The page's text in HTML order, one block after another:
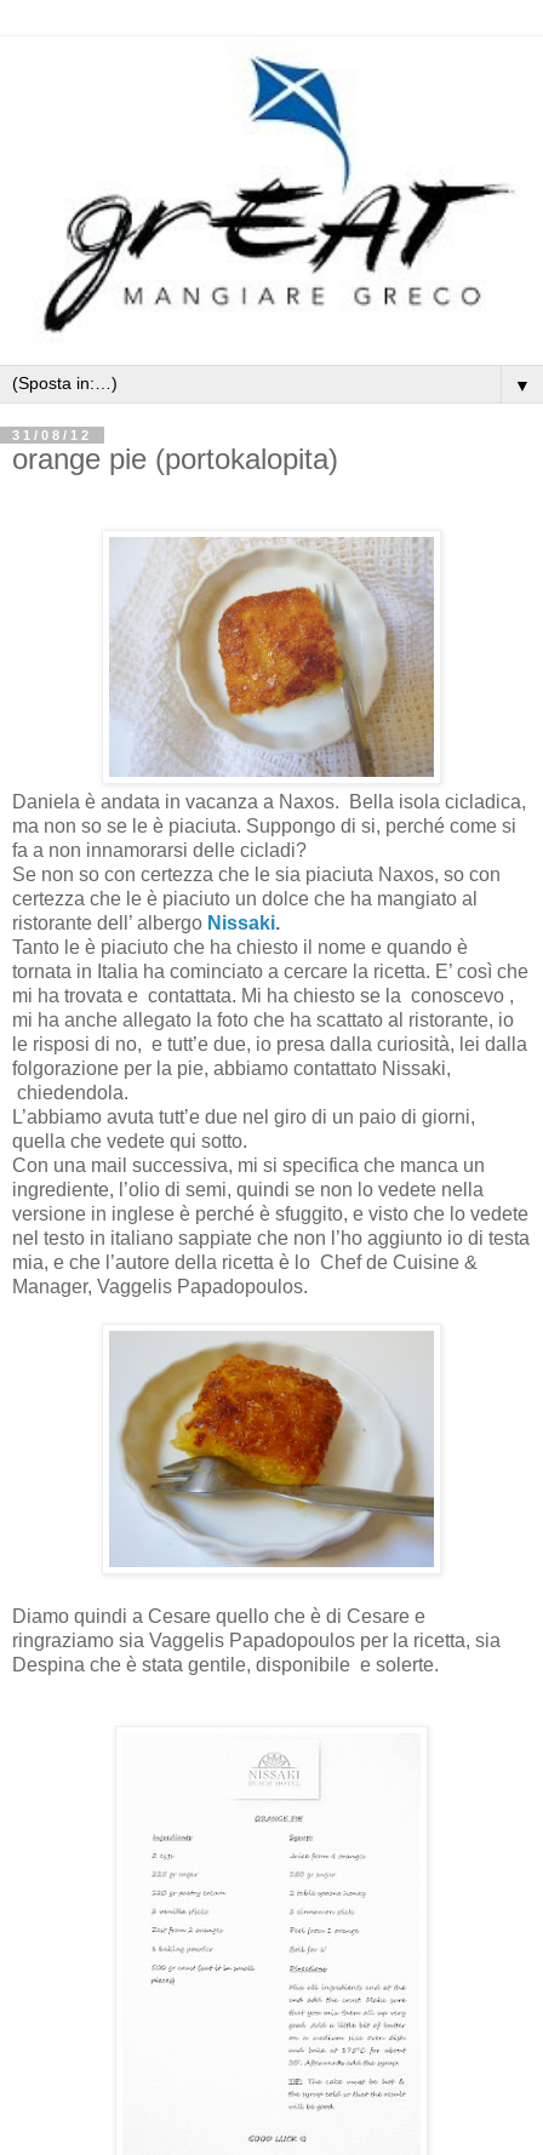
▼
31/08/12
orange pie (portokalopita)
Daniela è andata in vacanza a Naxos.
Bella isola cicladica,
ma non so se le è piaciuta. Suppongo di si, perché come si
fa a non innamorarsi delle cicladi?
Se non so con certezza che le sia piaciuta Naxos, so con
certezza che le è piaciuto un dolce che ha mangiato al
ristorante dell’ albergo Nissaki.
Tanto le è piaciuto che ha chiesto il nome e quando è
tornata in Italia ha cominciato a cercare la ricetta. E’ così che
mi ha trovata e contattata. Mi ha chiesto se la conoscevo ,
mi ha anche allegato la foto che ha scattato al ristorante, io
le risposi di no, e tutt’e due, io presa dalla curiosità, lei dalla
folgorazione per la pie, abbiamo contattato Nissaki,
chiedendola.
L’abbiamo avuta tutt’e due nel giro di un paio di giorni,
quella che vedete qui sotto.
Con una mail successiva, mi si specifica che manca un
ingrediente, l’olio di semi, quindi se non lo vedete nella
versione in inglese è perché è sfuggito, e visto che lo vedete
nel testo in italiano sappiate che non l’ho aggiunto io di testa
mia, e che l’autore della ricetta è lo Chef de Cuisine &
Manager, Vaggelis Papadopoulos.
Diamo quindi a Cesare quello che è di Cesare e
ringraziamo sia Vaggelis Papadopoulos per la ricetta, sia
Despina che è stata gentile, disponibile e solerte.